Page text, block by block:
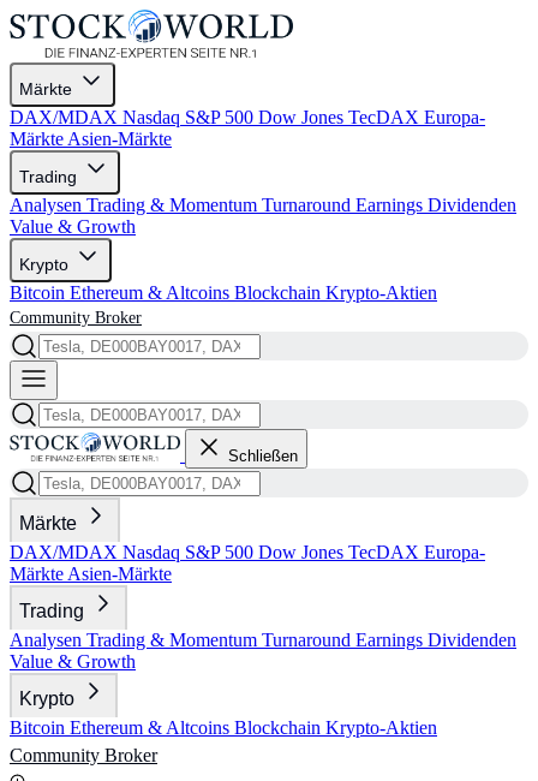
Märkte
DAX/MDAX Nasdaq S&P 500 Dow Jones TecDAX Europa-
Märkte Asien-Märkte
Trading
Analysen Trading & Momentum Turnaround Earnings Dividenden
Value & Growth
Krypto
Bitcoin Ethereum & Altcoins Blockchain Krypto-Aktien
Community Broker
Schließen
Märkte
DAX/MDAX Nasdaq S&P 500 Dow Jones TecDAX Europa-
Märkte Asien-Märkte
Trading
Analysen Trading & Momentum Turnaround Earnings Dividenden
Value & Growth
Krypto
Bitcoin Ethereum & Altcoins Blockchain Krypto-Aktien
Community Broker